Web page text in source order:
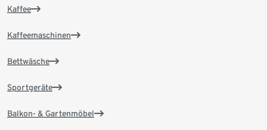
Kaffee
Kaffeemaschinen
Bettwäsche
Sportgeräte
Balkon- & Gartenmöbel